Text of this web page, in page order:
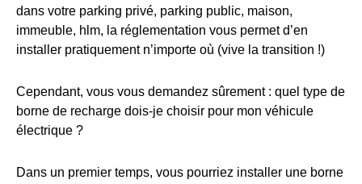
dans votre parking privé, parking public, maison,
immeuble, hlm, la réglementation vous permet d’en
installer pratiquement n’importe où (vive la transition !)
Cependant, vous vous demandez sûrement : quel type de
borne de recharge dois-je choisir pour mon véhicule
électrique ?
Dans un premier temps, vous pourriez installer une borne